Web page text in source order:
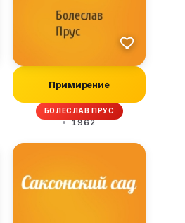
Примирение
БОЛЕСЛАВ ПРУС
1962